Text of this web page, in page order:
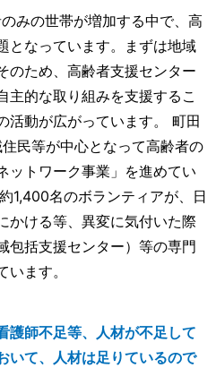
みの世帯が増加する中で、高
となっています。まずは地域
のため、高齢者支援センター
主的な取り組みを支援するこ
活動が広がっています。 町田
民等が中心となって高齢者の
ットワーク事業」を進めてい
1,400名のボランティアが、日
かける等、異変に気付いた際
包括支援センター）等の専門
ます。
師不足等、人材が不足して
いて、人材は足りているので